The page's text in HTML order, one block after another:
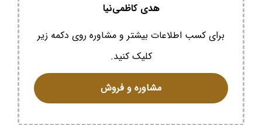
هدی کاظمی‌نیا
برای کسب اطلاعات بیشتر و مشاوره روی دکمه زیر
کلیک کنید.
مشاوره و فروش